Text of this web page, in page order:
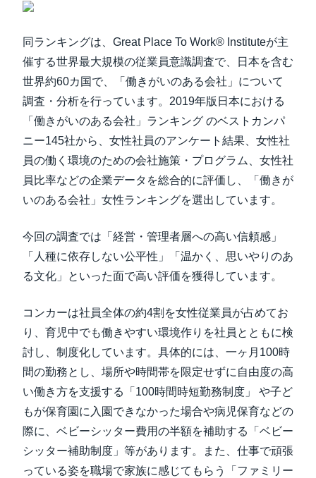
同ランキングは、Great Place To Work® Instituteが主
催する世界最大規模の従業員意識調査で、日本を含む
世界約60カ国で、「働きがいのある会社」について
調査・分析を行っています。2019年版日本における
「働きがいのある会社」ランキング のベストカンパ
ニー145社から、女性社員のアンケート結果、女性社
員の働く環境のための会社施策・プログラム、女性社
員比率などの企業データを総合的に評価し、「働きが
いのある会社」女性ランキングを選出しています。
今回の調査では「経営・管理者層への高い信頼感」
「人種に依存しない公平性」「温かく、思いやりのあ
る文化」といった面で高い評価を獲得しています。
コンカーは社員全体の約4割を女性従業員が占めてお
り、育児中でも働きやすい環境作りを社員とともに検
討し、制度化しています。具体的には、一ヶ月100時
間の勤務とし、場所や時間帯を限定せずに自由度の高
い働き方を支援する「100時間時短勤務制度」 や子ど
もが保育園に入園できなかった場合や病児保育などの
際に、ベビーシッター費用の半額を補助する「ベビー
シッター補助制度」等があります。また、仕事で頑張
っている姿を職場で家族に感じてもらう「ファミリー